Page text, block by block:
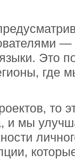
Это
где
то
и мы